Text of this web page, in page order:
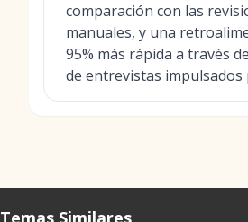
comparación con las
manuales, y una
95% más rápida a través
de entrevistas impulsados
Temas Similares